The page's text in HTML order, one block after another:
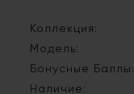
Коллекция:
Модель:
Бонусные Баллы:
Наличие: